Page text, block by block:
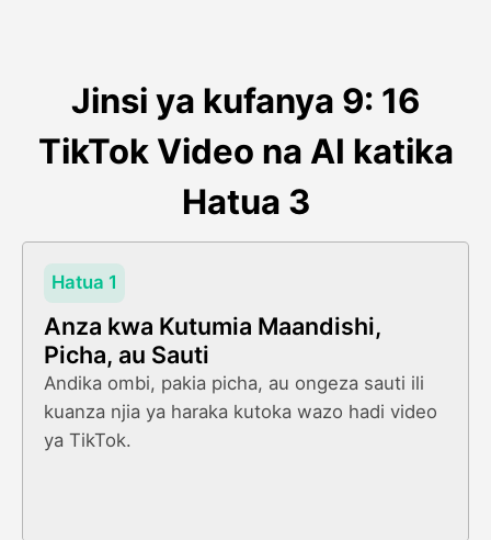
Jinsi ya kufanya 9: 16
TikTok Video na AI katika
Hatua 3
Hatua 1
Anza kwa Kutumia Maandishi,
Picha, au Sauti
Andika ombi, pakia picha, au ongeza sauti ili
kuanza njia ya haraka kutoka wazo hadi video
ya TikTok.